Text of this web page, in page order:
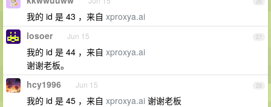
我的 id 是 43 ，来自 xproxya.ai
27
losoer Jun 15
我的 id 是 44 ，来自 xproxya.ai
谢谢老板。
28
hcy1996 Jun 15
我的 id 是 45 ，来自 xproxya.ai 谢谢老板